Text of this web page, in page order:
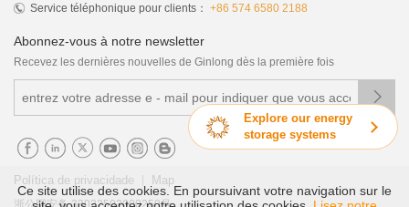
Ce site utilise des cookies. En poursuivant votre navigation sur le
Explore our energy
storage systems
Service téléphonique pour clients： +86 574 6580 2188
Abonnez-vous à notre newsletter
Recevez les dernières nouvelles de Ginlong dès la première fois

Política de privacidade | Map
浙公网安备 33022502000250号